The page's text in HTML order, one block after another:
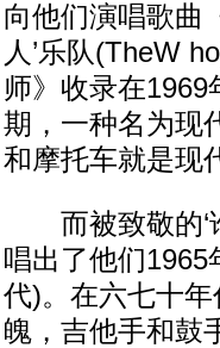
向他们演唱歌曲
人’乐队(TheW
师》收录在
期，一种名为现
和摩托车就是现
而被致敬的‘
唱出了他们1965
代)。在六七十年
魄，吉他手和鼓